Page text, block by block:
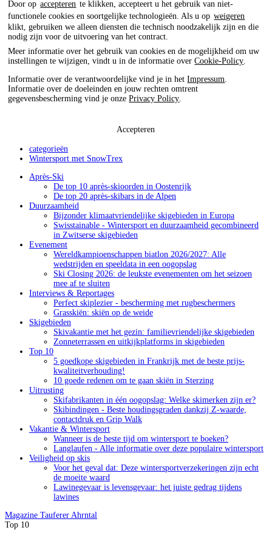
Door op accepteren te klikken, accepteert u het gebruik van niet-
functionele cookies en soortgelijke technologieën. Als u op weigeren
klikt, gebruiken we alleen diensten die technisch noodzakelijk zijn en die
nodig zijn voor de uitvoering van het contract.
Meer informatie over het gebruik van cookies en de mogelijkheid om uw
instellingen te wijzigen, vindt u in de informatie overCookie-Policy.
Informatie over de verantwoordelijke vind je in hetImpressum.
Informatie over de doeleinden en jouw rechten omtrent
gegevensbescherming vind je onzePrivacy Policy.
Accepteren
categorieën
Wintersport met SnowTrex
Après-Ski
De top 10 après-skioorden in Oostenrijk
De top 20 après-skibars in de Alpen
Duurzaamheid
Bijzonder klimaatvriendelijke skigebieden in Europa
Swisstainable - Wintersport en duurzaamheid gecombineerd
in Zwitserse skigebieden
Evenement
Wereldkampioenschappen biatlon 2026/2027: Alle
wedstrijden en speeldata in een oogopslag
Ski Closing 2026: de leukste evenementen om het seizoen
mee af te sluiten
Interviews & Reportages
Perfect skiplezier - bescherming met rugbeschermers
Grasskiën: skiën op de weide
Skigebieden
Skivakantie met het gezin: familievriendelijke skigebieden
Zonneterrassen en uitkijkplatforms in skigebieden
Top 10
5 goedkope skigebieden in Frankrijk met de beste prijs-
kwaliteitverhouding!
10 goede redenen om te gaan skiën in Sterzing
Uitrusting
Skifabrikanten in één oogopslag: Welke skimerken zijn er?
Skibindingen - Beste houdingsgraden dankzij Z-waarde,
contactdruk en Grip Walk
Vakantie & Wintersport
Wanneer is de beste tijd om wintersport te boeken?
Langlaufen - Alle informatie over deze populaire wintersport
Veiligheid op skis
Voor het geval dat: Deze wintersportverzekeringen zijn echt
de moeite waard
Lawinegevaar is levensgevaar: het juiste gedrag tijdens
lawines
Magazine Tauferer Ahrntal
Top 10